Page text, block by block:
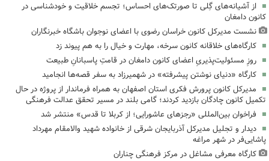
از آشیانه‌های گِلی تا صورتک‌های احساس؛ تجسم خلاقیت و خودشناسی در
کانون دامغان
نشست مدیرکل کانون خراسان رضوی با اعضای نوجوان باشگاه خبرنگاران
کارگاه‌های خلاقانه کانون سرخه، مهارت و خیال را به هم پیوند زد
روزِ مسئولیت‌پذیریِ اعضای کانون دامغان در قامتِ پاسبانانِ طبیعت
کارگاه «دنیای نوشتن پیشرفته» در شهمیرزاد به سفر قصه‌ها انجامید
مدیرکل کانون پرورش فکری استان اصفهان به همراه فرماندار از پروژه در حال
تکمیل کانون چادگان بازدید کردند؛ گامی بلند در مسیر تحقق عدالت فرهنگی
فراخوان بین‌المللی «رجزهای عاشورایی؛ از کربلا تا قدس» منتشر شد
دیدار و تجلیل مدیرکل آذربایجان شرقی از خانواده شهید والامقام مهرداد
پاشایی‌فر در شهر مراغه
کارگاه معرفی مشاغل در مرکز فرهنگی چناران